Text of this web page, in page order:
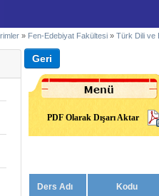
» Fen-Edebiyat Fakültesi » Türk Dili ve
PDF Olarak Dışarı Aktar
Ders Adı Kodu